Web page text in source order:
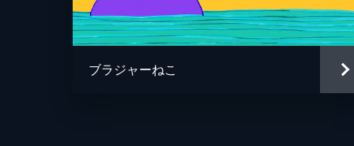
監督
ブラジャーねこ